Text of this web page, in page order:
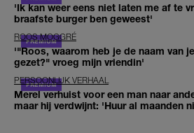
'Ik kan weer eens niet laten me af te
braafste burger ben geweest'
ROOS MOGGRÉ
'"Roos, waarom heb je de naam van
gezet?" vroeg mijn vriendin'
PERSOONLIJK VERHAAL
Merel verhuist voor een man naar
maar hij verdwijnt: 'Huur al maanden